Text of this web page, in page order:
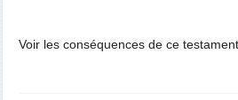
Voir les conséquences de ce